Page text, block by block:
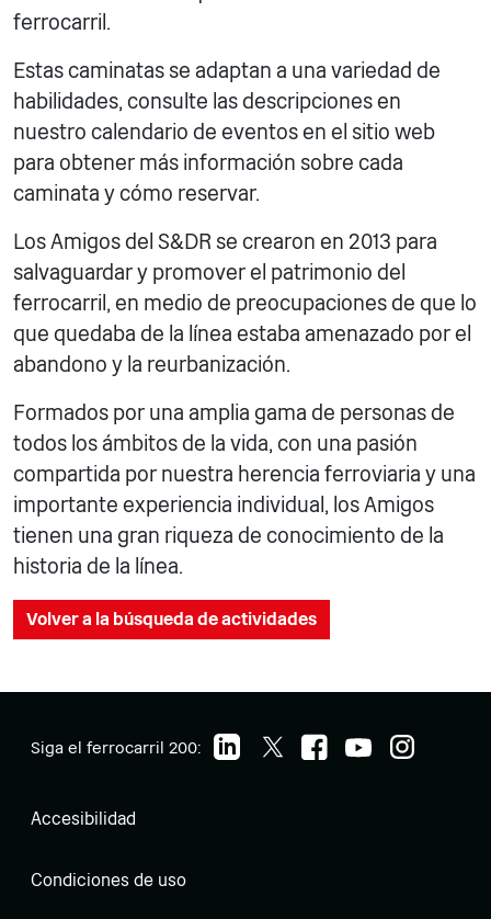
ferrocarril.
Estas caminatas se adaptan a una variedad de
habilidades, consulte las descripciones en
nuestro calendario de eventos en el sitio web
para obtener más información sobre cada
caminata y cómo reservar.
Los Amigos del S&DR se crearon en 2013 para
salvaguardar y promover el patrimonio del
ferrocarril, en medio de preocupaciones de que lo
que quedaba de la línea estaba amenazado por el
abandono y la reurbanización.
Formados por una amplia gama de personas de
todos los ámbitos de la vida, con una pasión
compartida por nuestra herencia ferroviaria y una
importante experiencia individual, los Amigos
tienen una gran riqueza de conocimiento de la
historia de la línea.
Volver a la búsqueda de actividades
Siga el ferrocarril 200:
Accesibilidad
Condiciones de uso